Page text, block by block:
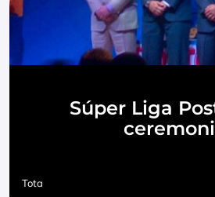
Súper Liga
Tota